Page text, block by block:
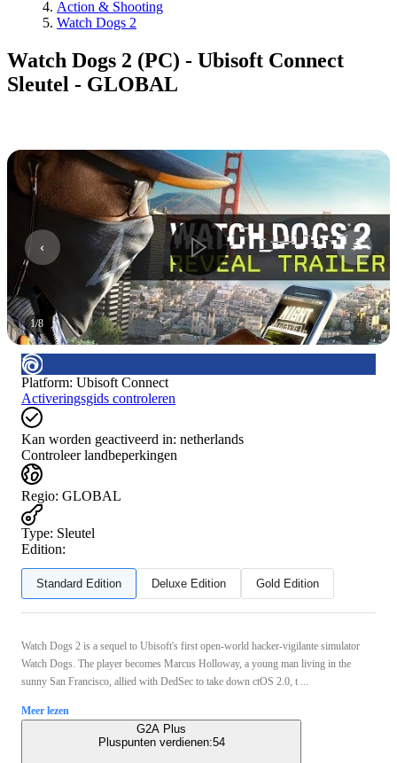
Action & Shooting
Watch Dogs 2
Watch Dogs 2 (PC) - Ubisoft Connect
Sleutel - GLOBAL
1/8
Platform: Ubisoft Connect
Activeringsgids controleren
Kan worden geactiveerd in: netherlands
Controleer landbeperkingen
Regio: GLOBAL
Type: Sleutel
Edition:
Standard Edition Deluxe Edition Gold Edition
Watch Dogs 2 is a sequel to Ubisoft's first open-world hacker-vigilante simulator
Watch Dogs. The player becomes Marcus Holloway, a young man living in the
sunny San Francisco, allied with DedSec to take down ctOS 2.0, t ...
Meer lezen
G2A Plus
Pluspunten verdienen:54